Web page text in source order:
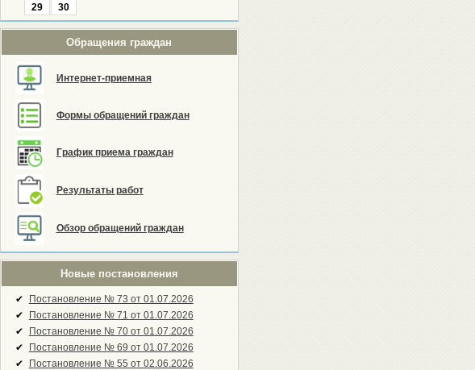
29
30
Обращения граждан
Интернет-приемная
Формы обращений граждан
График приема граждан
Результаты работ
Обзор обращений граждан
Новые постановления
✔
Постановление № 73 от 01.07.2026
✔
Постановление № 71 от 01.07.2026
✔
Постановление № 70 от 01.07.2026
✔
Постановление № 69 от 01.07.2026
✔
Постановление № 55 от 02.06.2026